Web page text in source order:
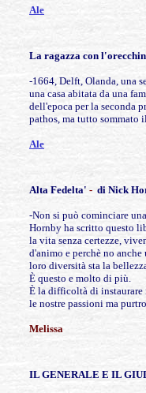
Ale
La ragazza con
-1664, Delft, Olanda, una
una casa abitata da una
dell'epoca per la seconda
pathos, ma tutto sommato
Ale
Alta Fedelta' - di Nick
-Non si può cominciare
Hornby ha scritto questo
la vita senza certezze,
d'animo e perchè no
loro diversità sta la
È questo e molto di più.
È la difficoltà di instaurare
le nostre passioni ma
Melissa
IL GENERALE E IL